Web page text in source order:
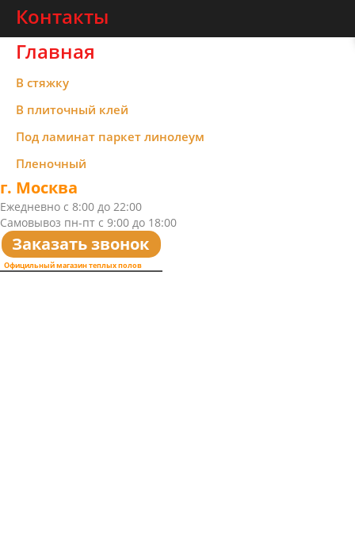
Контакты
Главная
В стяжку
В плиточный клей
Под ламинат паркет линолеум
Пленочный
г. Москва
Ежедневно с 8:00 до 22:00
Самовывоз пн-пт с 9:00 до 18:00
Заказать звонок
Официльный магазин теплых полов